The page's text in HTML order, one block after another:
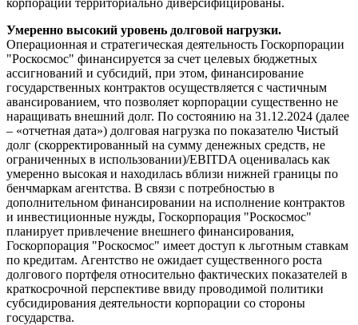
Умеренно высокий уровень долговой нагрузки.
Операционная и стратегическая деятельность Госкорпорации
"Роскосмос" финансируется за счет целевых бюджетных
ассигнований и субсидий, при этом, финансирование
государственных контрактов осуществляется с частичным
авансированием, что позволяет корпорации существенно не
наращивать внешний долг. По состоянию на 31.12.2024 (далее
– «отчетная дата») долговая нагрузка по показателю Чистый
долг (скорректированный на сумму денежных средств, не
ограниченных в использовании)/EBITDA оценивалась как
умеренно высокая и находилась вблизи нижней границы по
бенчмаркам агентства. В связи с потребностью в
дополнительном финансировании на исполнение контрактов
и инвестиционные нужды, Госкорпорация "Роскосмос"
планирует привлечение внешнего финансирования,
Госкорпорация "Роскосмос" имеет доступ к льготным ставкам
по кредитам. Агентство не ожидает существенного роста
долгового портфеля относительно фактических показателей в
краткосрочной перспективе ввиду проводимой политики
субсидирования деятельности корпорации со стороны
государства.